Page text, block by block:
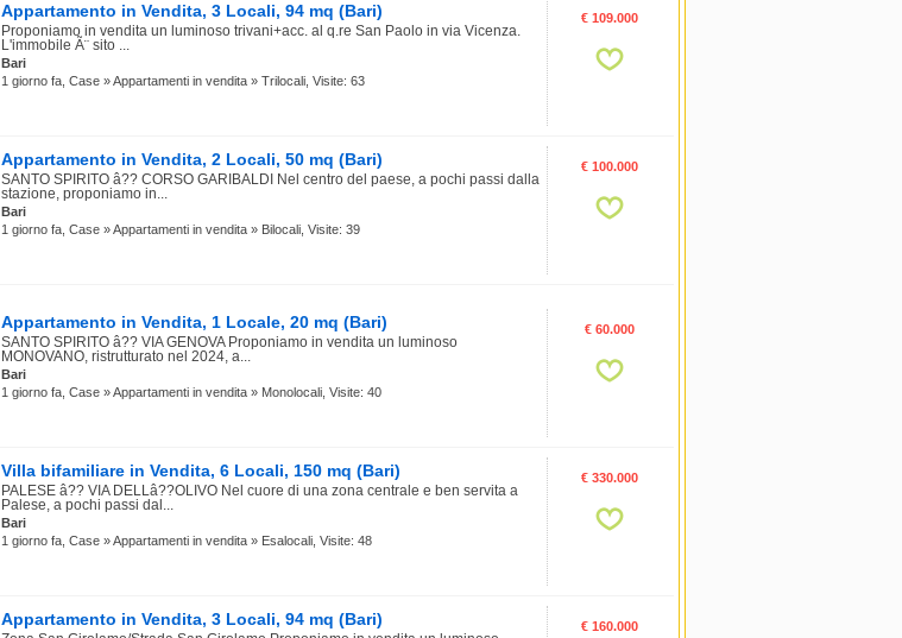
Appartamento in Vendita, 3 Locali, 94 mq (Bari)
Proponiamo in vendita un luminoso trivani+acc. al q.re San Paolo in via Vicenza.
L'immobile Ã¨ sito ...
Bari
1 giorno fa, Case » Appartamenti in vendita » Trilocali, Visite: 63
€ 109.000
Appartamento in Vendita, 2 Locali, 50 mq (Bari)
SANTO SPIRITO â?? CORSO GARIBALDI Nel centro del paese, a pochi passi dalla
stazione, proponiamo in...
Bari
1 giorno fa, Case » Appartamenti in vendita » Bilocali, Visite: 39
€ 100.000
Appartamento in Vendita, 1 Locale, 20 mq (Bari)
SANTO SPIRITO â?? VIA GENOVA Proponiamo in vendita un luminoso
MONOVANO, ristrutturato nel 2024, a...
Bari
1 giorno fa, Case » Appartamenti in vendita » Monolocali, Visite: 40
€ 60.000
Villa bifamiliare in Vendita, 6 Locali, 150 mq (Bari)
PALESE â?? VIA DELLâ??OLIVO Nel cuore di una zona centrale e ben servita a
Palese, a pochi passi dal...
Bari
1 giorno fa, Case » Appartamenti in vendita » Esalocali, Visite: 48
€ 330.000
Appartamento in Vendita, 3 Locali, 94 mq (Bari) € 160.000